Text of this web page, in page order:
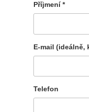
Příjmení *
E-mail (ideálně,
Telefon